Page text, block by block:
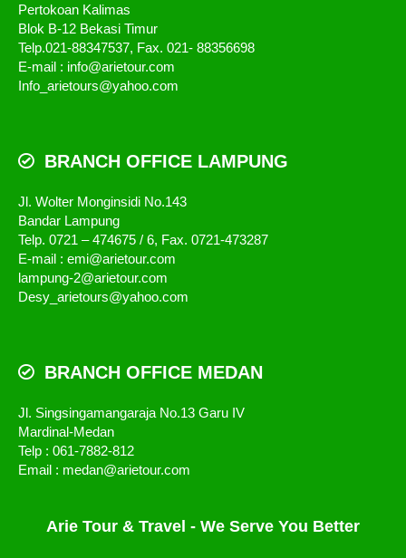
Pertokoan Kalimas
Blok B-12 Bekasi Timur
Telp.021-88347537, Fax. 021- 88356698
E-mail : info@arietour.com
Info_arietours@yahoo.com
BRANCH OFFICE LAMPUNG
Jl. Wolter Monginsidi No.143
Bandar Lampung
Telp. 0721 – 474675 / 6, Fax. 0721-473287
E-mail : emi@arietour.com
lampung-2@arietour.com
Desy_arietours@yahoo.com
BRANCH OFFICE MEDAN
Jl. Singsingamangaraja No.13 Garu IV
Mardinal-Medan
Telp : 061-7882-812
Email : medan@arietour.com
Arie Tour & Travel - We Serve You Better